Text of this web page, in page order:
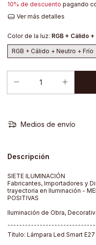
10% de descuento pagando
Ver más detalles
Color de la luz: RGB + Cálido
RGB + Cálido + Neutro + Frío
Medios de envío
Descripción
SIETE ILUMINACIÓN
Fabricantes, Importadores y
trayectoria en Iluminación -
POSITIVAS
Iluminación de Obra,
Título: Lámpara Led Smart